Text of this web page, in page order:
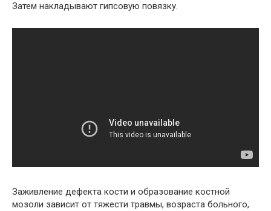
Затем накладывают гипсовую повязку.
Заживление дефекта кости и образование костной
мозоли зависит от тяжести травмы, возраста больного,